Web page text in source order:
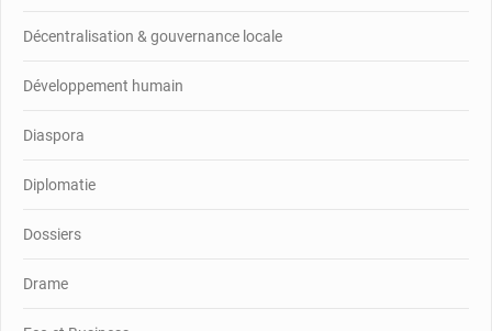
Décentralisation & gouvernance locale
Développement humain
Diaspora
Diplomatie
Dossiers
Drame